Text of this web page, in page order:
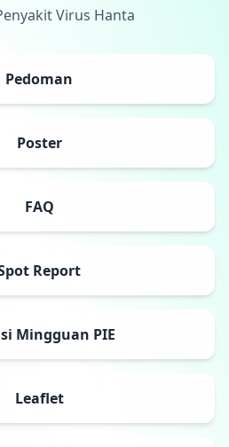
Virus Hanta
Pedoman
Poster
FAQ
Report
Mingguan PIE
Leaflet